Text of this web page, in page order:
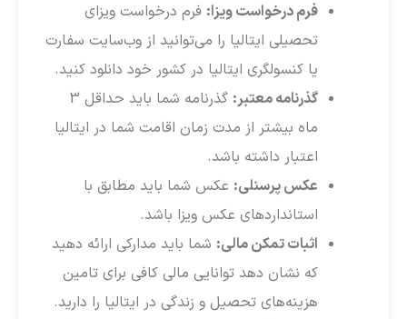
فرم درخواست ویزا: فرم درخواست ویزای
تحصیلی ایتالیا را می‌توانید از وب‌سایت سفارت
یا کنسولگری ایتالیا در کشور خود دانلود کنید.
گذرنامه معتبر:
گذرنامه شما باید حداقل 3
ماه بیشتر از مدت زمان اقامت شما در ایتالیا
اعتبار داشته باشد.
عکس پرسنلی: عکس شما باید مطابق با
استانداردهای عکس ویزا باشد.
اثبات تمکن مالی: شما باید مدارکی ارائه دهید
که نشان دهد توانایی مالی کافی برای تامین
هزینه‌های تحصیل و زندگی در ایتالیا را دارید.